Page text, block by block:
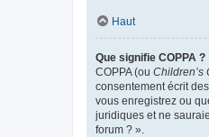
Haut
Que signifie COPPA ?
COPPA (ou Children’s
consentement écrit
vous enregistrez ou
juridiques et ne
forum ? ».